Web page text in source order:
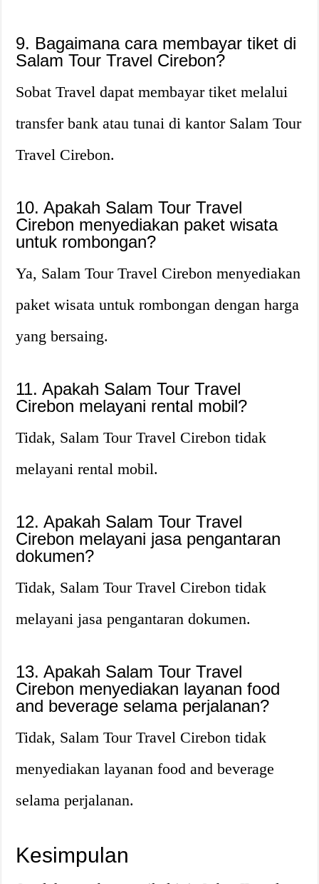
9. Bagaimana cara membayar tiket di
Salam Tour Travel Cirebon?
Sobat Travel dapat membayar tiket melalui
transfer bank atau tunai di kantor Salam Tour
Travel Cirebon.
10. Apakah Salam Tour Travel
Cirebon menyediakan paket wisata
untuk rombongan?
Ya, Salam Tour Travel Cirebon menyediakan
paket wisata untuk rombongan dengan harga
yang bersaing.
11. Apakah Salam Tour Travel
Cirebon melayani rental mobil?
Tidak, Salam Tour Travel Cirebon tidak
melayani rental mobil.
12. Apakah Salam Tour Travel
Cirebon melayani jasa pengantaran
dokumen?
Tidak, Salam Tour Travel Cirebon tidak
melayani jasa pengantaran dokumen.
13. Apakah Salam Tour Travel
Cirebon menyediakan layanan food
and beverage selama perjalanan?
Tidak, Salam Tour Travel Cirebon tidak
menyediakan layanan food and beverage
selama perjalanan.
Kesimpulan